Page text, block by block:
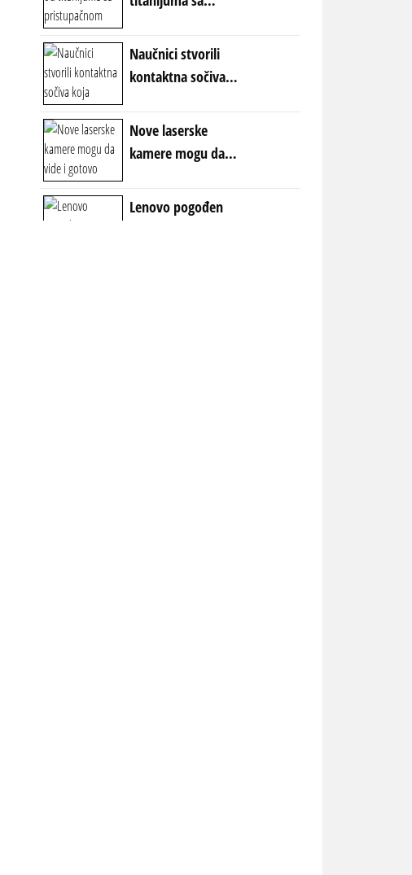
cenom: Marka koja
parira velikanima!
Naučnici stvorili
kontaktna sočiva
VID U MRAKU
Nove laserske
kamere mogu da
nevidljive stvari
Lenovo pogođen